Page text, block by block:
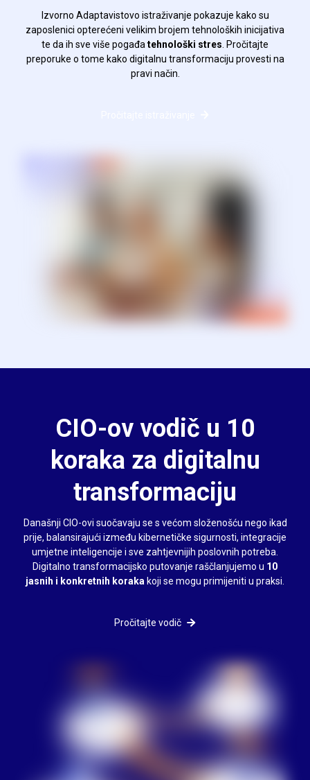
Izvorno Adaptavistovo istraživanje pokazuje kako su
zaposlenici opterećeni velikim brojem tehnoloških inicijativa
te da ih sve više pogađa tehnološki stres . Pročitajte
preporuke o tome kako digitalnu transformaciju provesti na
pravi način.
CIO-ov vodič u 10
koraka za digitalnu
transformaciju
Današnji CIO-ovi suočavaju se s većom složenošću nego ikad
prije, balansirajući između kibernetičke sigurnosti, integracije
umjetne inteligencije i sve zahtjevnijih poslovnih potreba.
Digitalno transformacijsko putovanje raščlanjujemo u 10
jasnih i konkretnih koraka koji se mogu primijeniti u praksi.
Pročitajte vodič